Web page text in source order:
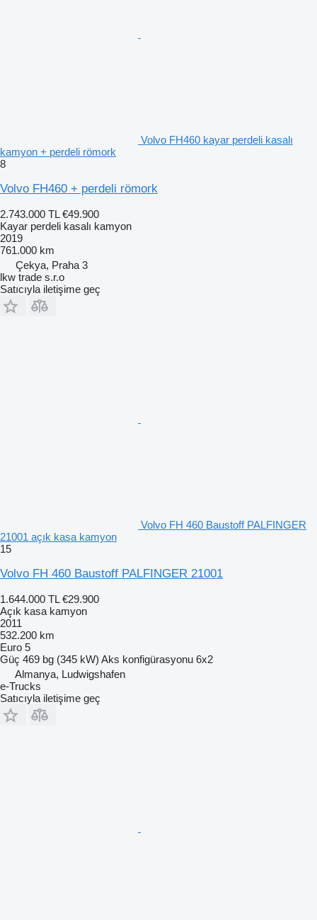
Volvo FH460 kayar perdeli kasalı
kamyon + perdeli römork
8
Volvo FH460 + perdeli römork
2.743.000 TL €49.900
Kayar perdeli kasalı kamyon
2019
761.000 km
Çekya, Praha 3
lkw trade s.r.o
Satıcıyla iletişime geç
Volvo FH 460 Baustoff PALFINGER
21001 açık kasa kamyon
15
Volvo FH 460 Baustoff PALFINGER 21001
1.644.000 TL €29.900
Açık kasa kamyon
2011
532.200 km
Euro 5
Güç 469 bg (345 kW) Aks konfigürasyonu 6x2
Almanya, Ludwigshafen
e-Trucks
Satıcıyla iletişime geç